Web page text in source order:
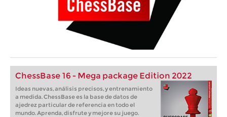
ChessBase 16 - Mega package Edition 2022
Ideas nuevas, análisis precisos, y entrenamiento
a medida. ChessBase es la base de datos de
ajedrez particular de referencia en todo el
mundo. Aprenda, disfrute y mejore su juego.